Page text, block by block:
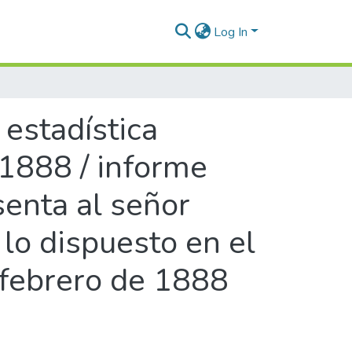
Log In
/ informe
al señor
dispuesto en el
de 1888